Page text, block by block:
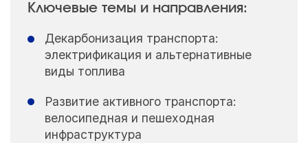
Ключевые темы и направления:
Декарбонизация транспорта:
электрификация и альтернативные
виды топлива
Развитие активного транспорта:
велосипедная и пешеходная
инфраструктура